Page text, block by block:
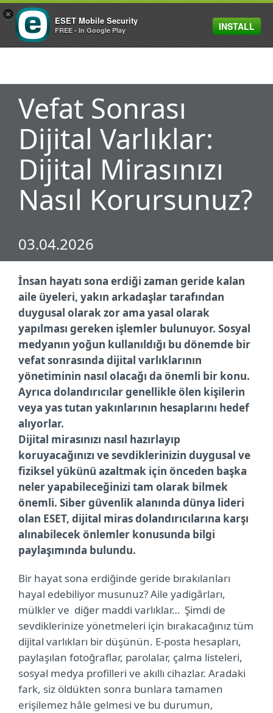
MENU
Vefat Sonrası
Dijital Varlıklar:
Dijital Mirasınızı
Nasıl Korursunuz?
03.04.2026
İnsan hayatı sona erdiği zaman geride kalan
aile üyeleri, yakın arkadaşlar tarafından
duygusal olarak zor ama yasal olarak
yapılması gereken işlemler bulunuyor. Sosyal
medyanın yoğun kullanıldığı bu dönemde bir
vefat sonrasında dijital varlıklarının
yönetiminin nasıl olacağı da önemli bir konu.
Ayrıca dolandırıcılar genellikle ölen kişilerin
veya yas tutan yakınlarının hesaplarını hedef
alıyorlar.
Dijital mirasınızı nasıl hazırlayıp
koruyacağınızı ve sevdiklerinizin duygusal ve
fiziksel yükünü azaltmak için önceden başka
neler yapabileceğinizi tam olarak bilmek
önemli. Siber güvenlik alanında dünya lideri
olan ESET, dijital miras dolandırıcılarına karşı
alınabilecek önlemler konusunda bilgi
paylaşımında bulundu.
Bir hayat sona erdiğinde geride bırakılanları
hayal edebiliyor musunuz? Aile yadigârları,
mülkler ve diğer maddi varlıklar… Şimdi de
sevdiklerinize yönetmeleri için bırakacağınız tüm
dijital varlıkları bir düşünün. E-posta hesapları,
paylaşılan fotoğraflar, parolalar, çalma listeleri,
sosyal medya profilleri ve akıllı cihazlar. Aradaki
fark, siz öldükten sonra bunlara tamamen
erişilemez hâle gelmesi ve bu durumun,
×
ESET Mobile Security
FREE - In Google Play INSTALL